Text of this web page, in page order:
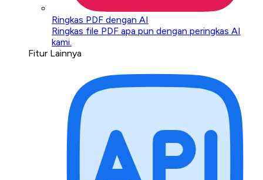
Ringkas PDF dengan AI
Ringkas file PDF apa pun dengan peringkas AI
kami.
Fitur Lainnya